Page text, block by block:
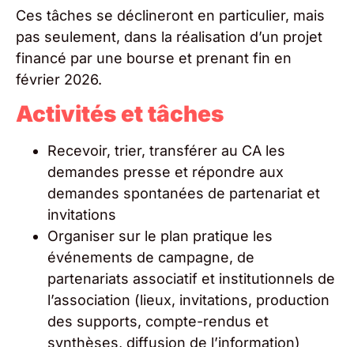
Ces tâches se déclineront en particulier, mais
pas seulement, dans la réalisation d’un projet
financé par une bourse et prenant fin en
février 2026.
Activités et tâches
Recevoir, trier, transférer au CA les
demandes presse et répondre aux
demandes spontanées de partenariat et
invitations
Organiser sur le plan pratique les
événements de campagne, de
partenariats associatif et institutionnels de
l’association (lieux, invitations, production
des supports, compte-rendus et
synthèses, diffusion de l’information)